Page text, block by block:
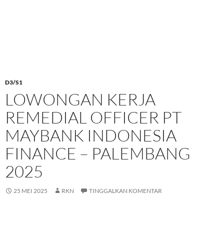
D3/S1
LOWONGAN KERJA
REMEDIAL OFFICER PT
MAYBANK INDONESIA
FINANCE – PALEMBANG
2025
25 MEI 2025 RKN TINGGALKAN KOMENTAR